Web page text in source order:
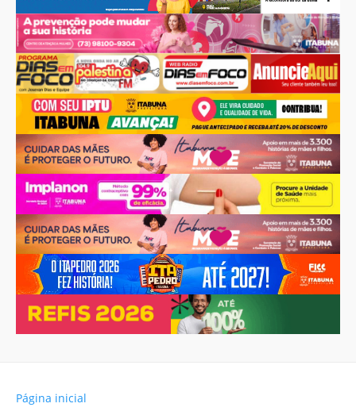
Página inicial